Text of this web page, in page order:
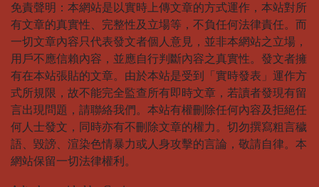
免責聲明：本網站是以實時上傳文章的方式運作，本站對所
有文章的真實性、完整性及立場等，不負任何法律責任。而
一切文章內容只代表發文者個人意見，並非本網站之立場，
用戶不應信賴內容，並應自行判斷內容之真實性。發文者擁
有在本站張貼的文章。由於本站是受到「實時發表」運作方
式所規限，故不能完全監查所有即時文章，若讀者發現有留
言出現問題，請聯絡我們。本站有權刪除任何內容及拒絕任
何人士發文，同時亦有不刪除文章的權力。切勿撰寫粗言穢
語、毀謗、渲染色情暴力或人身攻擊的言論，敬請自律。本
網站保留一切法律權利。